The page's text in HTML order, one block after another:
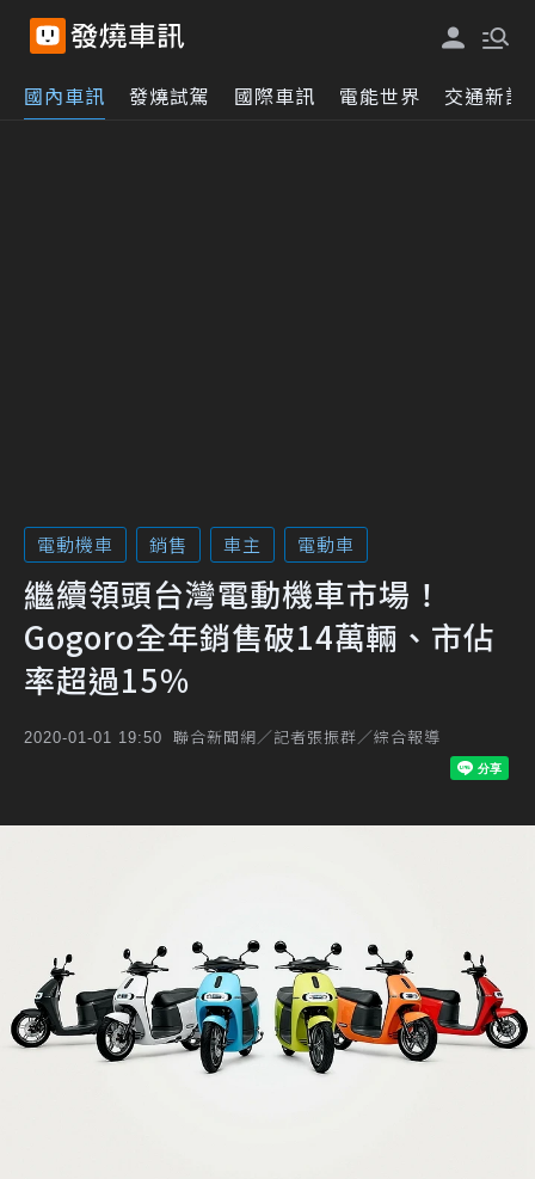
國內車訊 發燒試駕 國際車訊 電能世界 交通新訊
電動機車 銷售 車主 電動車
繼續領頭台灣電動機車市場！
Gogoro全年銷售破14萬輛、市佔
率超過15％
2020-01-01 19:50 聯合新聞網／記者張振群／綜合報導